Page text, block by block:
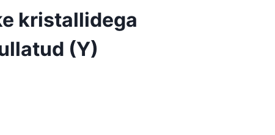
kristallidega
(Y)